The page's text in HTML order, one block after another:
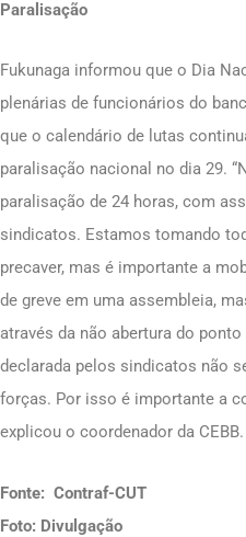
Paralisação
Fukunaga informou que o Dia
plenárias de funcionários do
que o calendário de lutas
paralisação nacional no dia 29.
paralisação de 24 horas, com
sindicatos. Estamos tomando
precaver, mas é importante a
de greve em uma assembleia,
através da não abertura do
declarada pelos sindicatos não
forças. Por isso é importante a
explicou o coordenador da CEBB.
Fonte: Contraf-CUT
Foto: Divulgação